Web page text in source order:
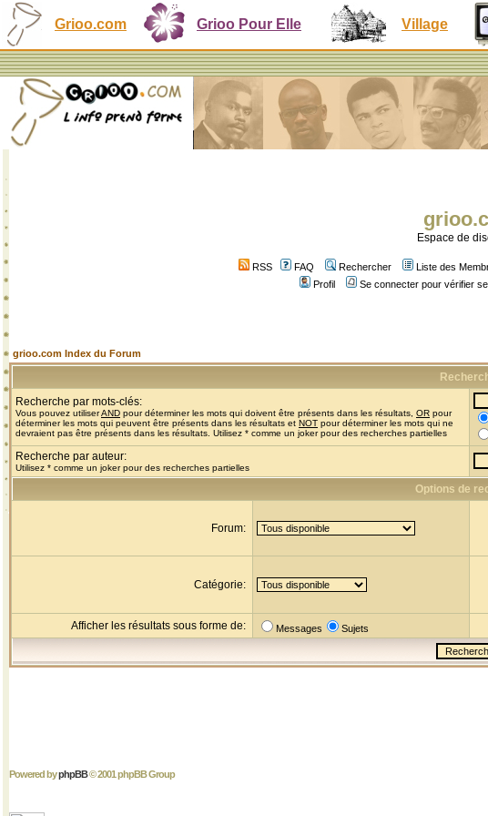
Grioo.com Grioo Pour Elle Village
Espace de
RSS FAQ Rechercher Liste des
Profil
Se connecter pour vérifier
grioo.com Index du Forum
Recherche par mots-clés:
Vous pouvez utiliserAND pour déterminer les mots qui doivent être présents dans les résultats, OR pour
déterminer les mots qui peuvent être présents dans les résultats et NOT pour déterminer les mots qui ne
devraient pas être présents dans les résultats. Utilisez * comme un joker pour des recherches partielles
Recherche par auteur:
Utilisez * comme un joker pour des recherches partielles
Options de
Forum:
Catégorie:
Afficher les résultats sous forme de: Messages Sujets
Powered byphpBB© 2001 phpBB Group